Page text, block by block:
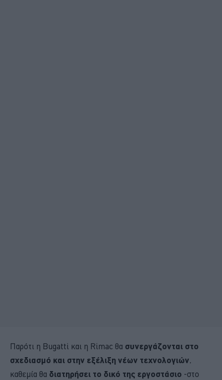
Παρότι η Bugatti και η Rimac θα συνεργάζονται στο
σχεδιασμό και στην εξέλιξη νέων τεχνολογιών,
καθεμία θα διατηρήσει το δικό της εργοστάσιο -στο